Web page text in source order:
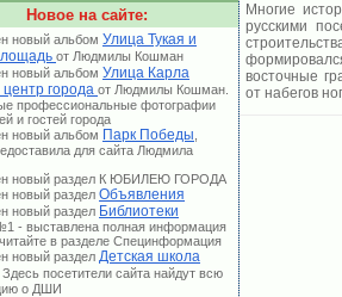
Новое на сайте:
новый альбом Улица Тукая и
от Людмилы Кошман
новый альбом Улица Карла
города от Людмилы Кошман.
профессиональные фотографии
и гостей города
новый альбом Парк Победы
для сайта Людмила
новый раздел К ЮБИЛЕЮ ГОРОДА
новый раздел Объявления
новый раздел Библиотеки
- выставлена полная информация
в разделе Специнформация
новый раздел Детская школа
. Здесь посетители сайта найдут всю
о ДШИ
Многие
русскими
восточные
от набегов